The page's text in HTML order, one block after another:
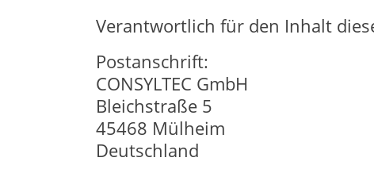
Verantwortlich für den Inhalt
Postanschrift:
CONSYLTEC GmbH
Bleichstraße 5
45468 Mülheim
Deutschland